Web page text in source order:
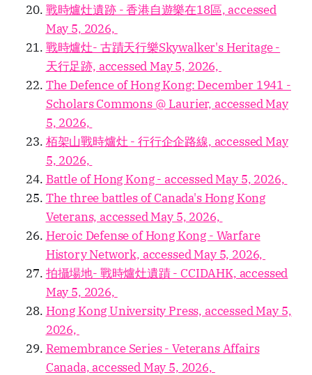
戰時爐灶遺跡 - 香港自遊樂在18區, accessed
May 5, 2026,
戰時爐灶- 古蹟天行樂Skywalker's Heritage -
天行足跡, accessed May 5, 2026,
The Defence of Hong Kong: December 1941 -
Scholars Commons @ Laurier, accessed May
5, 2026,
栢架山戰時爐灶 - 行行企企路線, accessed May
5, 2026,
Battle of Hong Kong - accessed May 5, 2026,
The three battles of Canada's Hong Kong
Veterans, accessed May 5, 2026,
Heroic Defense of Hong Kong - Warfare
History Network, accessed May 5, 2026,
拍攝場地- 戰時爐灶遺蹟 - CCIDAHK, accessed
May 5, 2026,
Hong Kong University Press, accessed May 5,
2026,
Remembrance Series - Veterans Affairs
Canada, accessed May 5, 2026,